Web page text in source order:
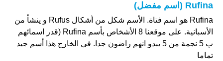
Rufina (اسم مفضل)
Rufina هو اسم فتاة. الأسم شكل من أشكال Rufus و ينشأ من
الأسبانية. على موقعنا 8 الأشخاص بأسم Rufina (قدر اسمائهم
ب 5 نجمة من 5 يبدو انهم راضون جدا. فى الخارج هذا أسم جيد
تماما